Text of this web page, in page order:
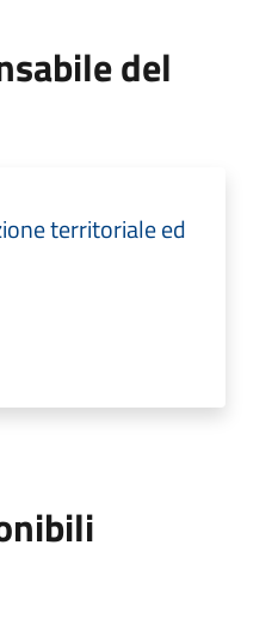
del
territoriale ed